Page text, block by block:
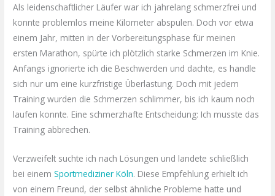
Als leidenschaftlicher Läufer war ich jahrelang schmerzfrei und
konnte problemlos meine Kilometer abspulen. Doch vor etwa
einem Jahr, mitten in der Vorbereitungsphase für meinen
ersten Marathon, spürte ich plötzlich starke Schmerzen im Knie.
Anfangs ignorierte ich die Beschwerden und dachte, es handle
sich nur um eine kurzfristige Überlastung. Doch mit jedem
Training wurden die Schmerzen schlimmer, bis ich kaum noch
laufen konnte. Eine schmerzhafte Entscheidung: Ich musste das
Training abbrechen.
Verzweifelt suchte ich nach Lösungen und landete schließlich
bei einemSportmediziner Köln. Diese Empfehlung erhielt ich
von einem Freund, der selbst ähnliche Probleme hatte und